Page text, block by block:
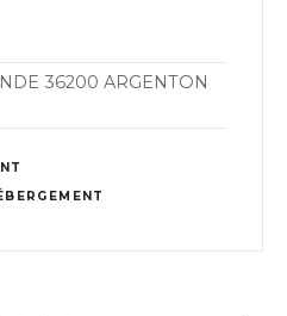
36200 ARGENTON